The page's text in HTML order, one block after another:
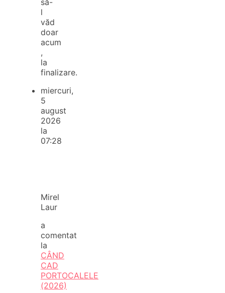
să-
l
văd
doar
acum
,
la
finalizare.
miercuri,
5
august
2026
la
07:28
Mirel
Laur
a
comentat
la
CÂND
CAD
PORTOCALELE
(2026)